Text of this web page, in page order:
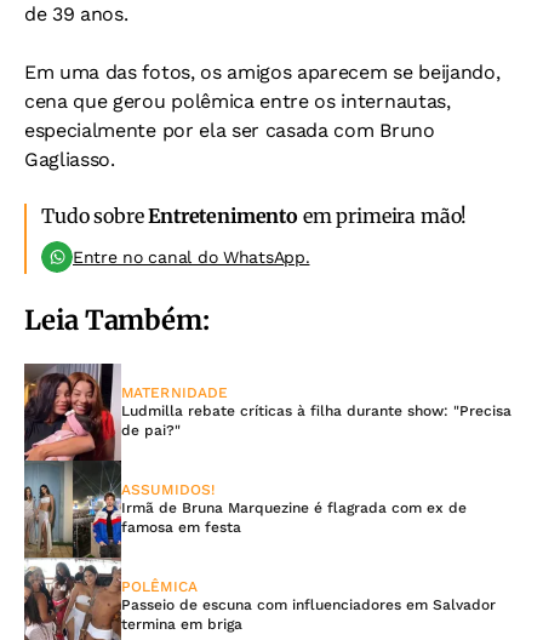
de 39 anos.
Em uma das fotos, os amigos aparecem se beijando,
cena que gerou polêmica entre os internautas,
especialmente por ela ser casada com Bruno
Gagliasso.
Tudo sobreEntretenimento em primeira mão!
Entre no canal do WhatsApp.
Leia Também:
MATERNIDADE
Ludmilla rebate críticas à filha durante show: "Precisa
de pai?"
ASSUMIDOS!
Irmã de Bruna Marquezine é flagrada com ex de
famosa em festa
POLÊMICA
Passeio de escuna com influenciadores em Salvador
termina em briga